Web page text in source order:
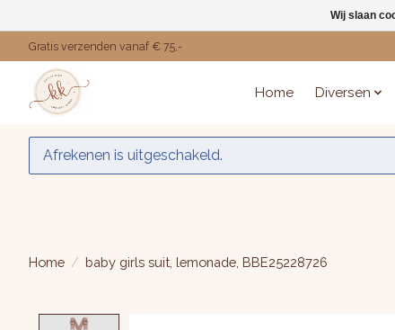
Gratis verzenden vanaf € 75,-
Home Diversen
Afrekenen is uitgeschakeld.
Home / baby girls suit, lemonade, BBE25228726
Wij slaan